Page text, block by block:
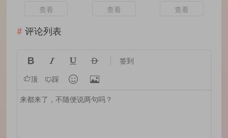
查看 查看 查看
评论列表
    签到
顶 踩  